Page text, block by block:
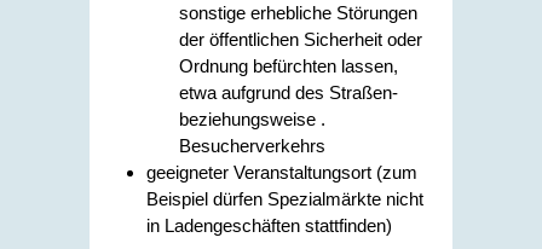
sonstige erhebliche Störungen
der öffentlichen Sicherheit oder
Ordnung befürchten lassen,
etwa aufgrund des Straßen-
beziehungsweise .
Besucherverkehrs
geeigneter Veranstaltungsort (zum
Beispiel dürfen Spezialmärkte nicht
in Ladengeschäften stattfinden)